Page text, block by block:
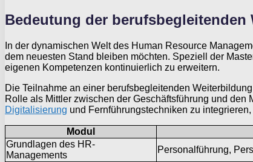
Bedeutung der
In der dynamischen Welt des Human Resource
dem neuesten Stand bleiben möchten. Speziell der
eigenen Kompetenzen kontinuierlich zu erweitern.
Die Teilnahme an einer berufsbegleitenden
Rolle als Mittler zwischen der Geschäftsführung und
Digitalisierung und Fernführungstechniken zu
Modul
Grundlagen des HR-
Managements
Personalführung,